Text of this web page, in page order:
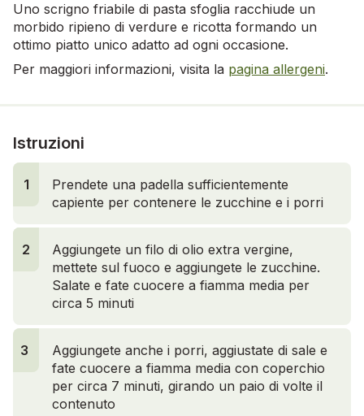
Uno scrigno friabile di pasta sfoglia racchiude un
morbido ripieno di verdure e ricotta formando un
ottimo piatto unico adatto ad ogni occasione.
Per maggiori informazioni, visita la pagina allergeni.
Istruzioni
1
Prendete una padella sufficientemente
capiente per contenere le zucchine e i porri
2
Aggiungete un filo di olio extra vergine,
mettete sul fuoco e aggiungete le zucchine.
Salate e fate cuocere a fiamma media per
circa 5 minuti
2
3
Aggiungete anche i porri, aggiustate di sale e
fate cuocere a fiamma media con coperchio
per circa 7 minuti, girando un paio di volte il
contenuto